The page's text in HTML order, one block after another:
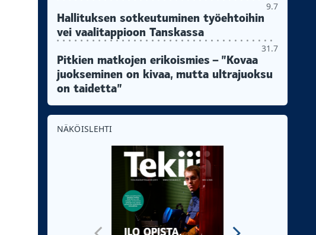
9.7
Hallituksen sotkeutuminen työehtoihin
vei vaalitappioon Tanskassa
31.7
Pitkien matkojen erikoismies – ”Kovaa
juokseminen on kivaa, mutta ultrajuoksu
on taidetta”
NÄKÖISLEHTI